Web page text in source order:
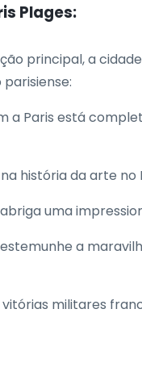
Plages:
principal, a
a Paris está
história da arte no
uma
a
militares